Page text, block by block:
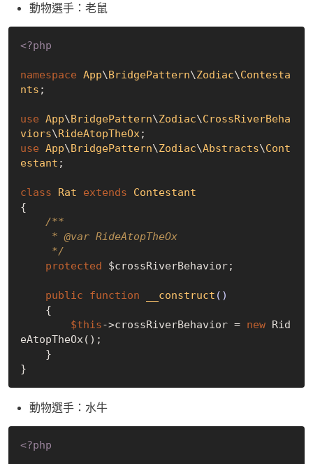
動物選手：老鼠
<?php
namespace App\BridgePattern\Zodiac\Contesta
nts ;
use App\BridgePattern\Zodiac\CrossRiverBeha
viors\RideAtopTheOx
use App\BridgePattern\Zodiac\Abstracts\Cont
estant ;
class Rat extends
Contestant
{
/**
     *
@var RideAtopTheOx
     */
protected $crossRiverBehavior;
public function __construct ()
{
$this->crossRiverBehavior = new Rid
eAtopTheOx();
動物選手：水牛
<?php